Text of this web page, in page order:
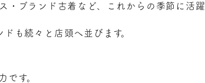
ブランド古着など、これからの季節に活
も続々と店頭へ並びます。
です。